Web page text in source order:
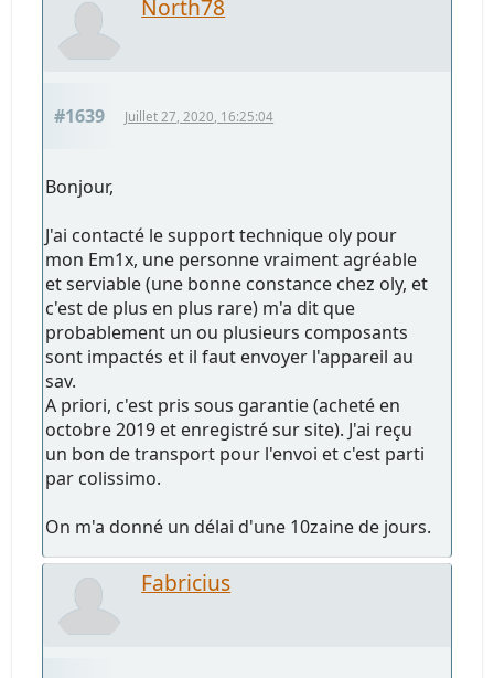
North78
#1639 Juillet 27, 2020, 16:25:04
Bonjour,
J'ai contacté le support technique oly pour
mon Em1x, une personne vraiment agréable
et serviable (une bonne constance chez oly, et
c'est de plus en plus rare) m'a dit que
probablement un ou plusieurs composants
sont impactés et il faut envoyer l'appareil au
sav.
A priori, c'est pris sous garantie (acheté en
octobre 2019 et enregistré sur site). J'ai reçu
un bon de transport pour l'envoi et c'est parti
par colissimo.
On m'a donné un délai d'une 10zaine de jours.
Fabricius